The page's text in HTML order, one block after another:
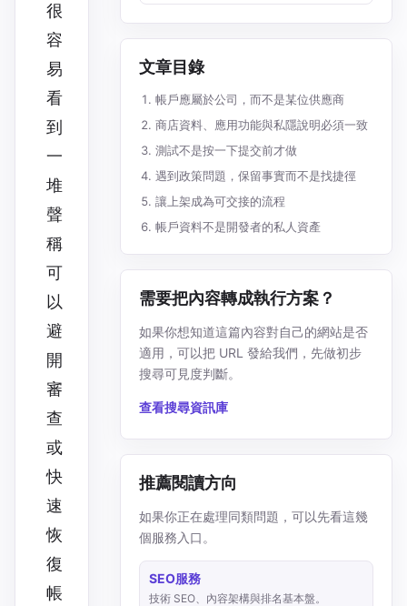
很
容
易
看
到
一
堆
聲
稱
可
以
避
開
審
查
或
快
速
恢
復
帳
文章目錄
帳戶應屬於公司，而不是某位供應商
商店資料、應用功能與私隱說明必須一致
測試不是按一下提交前才做
遇到政策問題，保留事實而不是找捷徑
讓上架成為可交接的流程
帳戶資料不是開發者的私人資產
需要把內容轉成執行方案？
如果你想知道這篇內容對自己的網站是否
適用，可以把 URL 發給我們，先做初步
搜尋可見度判斷。
查看搜尋資訊庫
推薦閱讀方向
如果你正在處理同類問題，可以先看這幾
個服務入口。
SEO服務
技術 SEO、內容架構與排名基本盤。